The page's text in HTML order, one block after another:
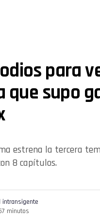
para
que supo
estrena la tercera
8 capítulos.
intransigente
minutos